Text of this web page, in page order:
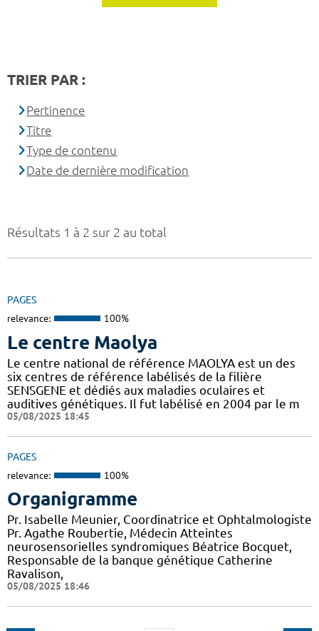
Résultats 1 à 2 sur 2 au total
PAGES
relevance: 100%
Le centre Maolya
Le centre national de référence MAOLYA est un des
six centres de référence labélisés de la filière
SENSGENE et dédiés aux maladies oculaires et
auditives génétiques. Il fut labélisé en 2004 par le m
05/08/2025 18:45
PAGES
relevance: 100%
Organigramme
Pr. Isabelle Meunier, Coordinatrice et Ophtalmologiste
Pr. Agathe Roubertie, Médecin Atteintes
neurosensorielles syndromiques Béatrice Bocquet,
Responsable de la banque génétique Catherine
Ravalison,
05/08/2025 18:46
TRIER PAR :
Pertinence
Titre
Type de contenu
Date de dernière modification